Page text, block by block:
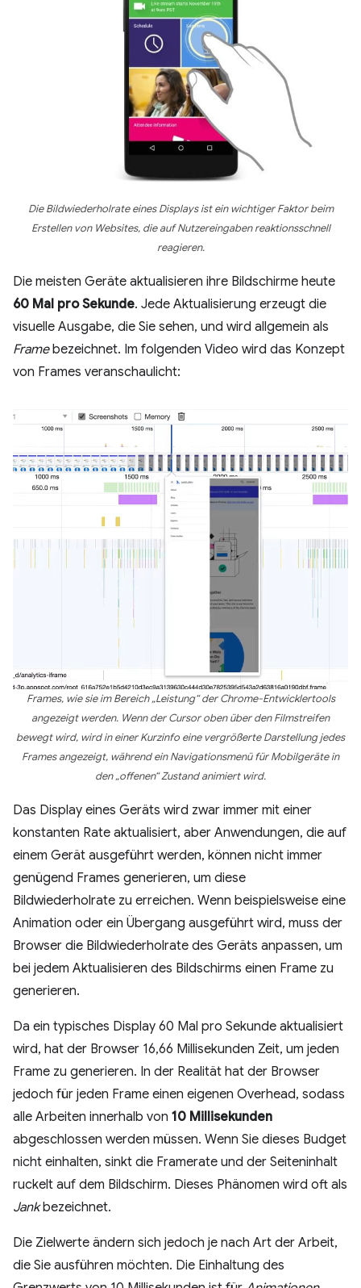
Die Bildwiederholrate eines Displays ist ein wichtiger Faktor beim
Erstellen von Websites, die auf Nutzereingaben reaktionsschnell
reagieren.
Die meisten Geräte aktualisieren ihre Bildschirme heute
60 Mal pro Sekunde. Jede Aktualisierung erzeugt die
visuelle Ausgabe, die Sie sehen, und wird allgemein als
Framebezeichnet. Im folgenden Video wird das Konzept
von Frames veranschaulicht:
Frames, wie sie im Bereich „Leistung“ der Chrome-Entwicklertools
angezeigt werden. Wenn der Cursor oben über den Filmstreifen
bewegt wird, wird in einer Kurzinfo eine vergrößerte Darstellung jedes
Frames angezeigt, während ein Navigationsmenü für Mobilgeräte in
den „offenen“ Zustand animiert wird.
Das Display eines Geräts wird zwar immer mit einer
konstanten Rate aktualisiert, aber Anwendungen, die auf
einem Gerät ausgeführt werden, können nicht immer
genügend Frames generieren, um diese
Bildwiederholrate zu erreichen. Wenn beispielsweise eine
Animation oder ein Übergang ausgeführt wird, muss der
Browser die Bildwiederholrate des Geräts anpassen, um
bei jedem Aktualisieren des Bildschirms einen Frame zu
generieren.
Da ein typisches Display 60 Mal pro Sekunde aktualisiert
wird, hat der Browser 16,66 Millisekunden Zeit, um jeden
Frame zu generieren. In der Realität hat der Browser
jedoch für jeden Frame einen eigenen Overhead, sodass
alle Arbeiten innerhalb von 10 Millisekunden
abgeschlossen werden müssen. Wenn Sie dieses Budget
nicht einhalten, sinkt die Framerate und der Seiteninhalt
ruckelt auf dem Bildschirm. Dieses Phänomen wird oft als
Jankbezeichnet.
Die Zielwerte ändern sich jedoch je nach Art der Arbeit,
die Sie ausführen möchten. Die Einhaltung des